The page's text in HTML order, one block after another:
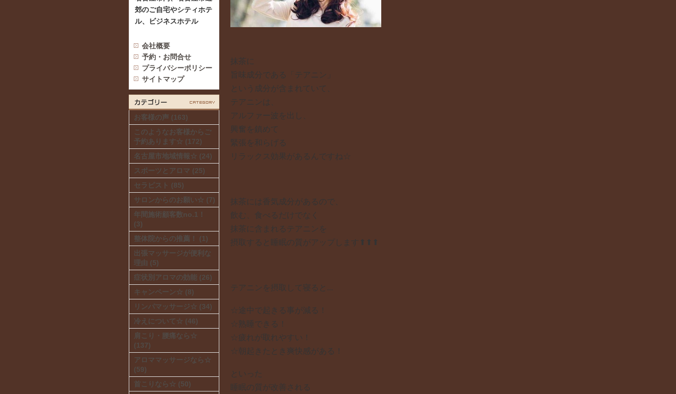
抹茶に
旨味成分である「テアニン」
という成分が含まれていて、
テアニンは、
アルファー波を出し、
興奮を鎮めて
緊張を和らげる
リラックス効果があるんですね☆
抹茶には香気成分があるので、
飲む、食べるだけでなく
抹茶に含まれるテアニンを
摂取すると睡眠の質がアップします⬆︎⬆︎⬆︎
テアニンを摂取して寝ると...
☆途中で起きる事が減る！
☆熟睡できる！
☆疲れが取れやすい！
☆朝起きたとき爽快感がある！
といった
睡眠の質が改善される
郊のご自宅やシティホテ
ル、ビジネスホテル
会社概要
予約・お問合せ
プライバシーポリシー
サイトマップ
お客様の声 (163)
このようなお客様からご
予約あります☆ (172)
名古屋市地域情報☆ (24)
スポーツとアロマ (25)
セラピスト (85)
サロンからのお願い☆ (7)
年間施術顧客数no.1！
(3)
整体院からの推薦！ (1)
出張マッサージが便利な
理由 (5)
症状別アロマの効能 (26)
キャンペーン☆ (8)
リンパマッサージ☆ (34)
冷えについて☆ (46)
肩こり・腰痛なら☆
(137)
アロママッサージなら☆
(59)
首こりなら☆ (50)